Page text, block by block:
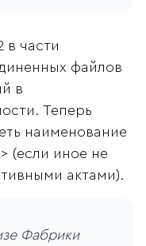
в части
файлов
в
Теперь
наименование
(если иное не
актами).
Фабрики